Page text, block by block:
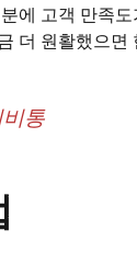
에 고객 만족
더 원활했으면
통